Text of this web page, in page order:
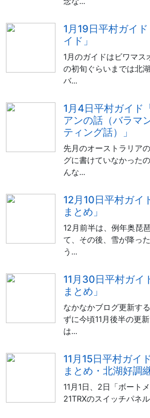
1月19日平村ガイ
イド」
1月のガイドはビワマス
の初旬ぐらいまでは北
バ...
1月4日平村ガイド
アンの話（バラマ
ティング話）」
先月のオーストラリア
グに書けていなかった
んな...
12月10日平村ガイ
まとめ」
12月前半は、例年奥琵
て、その後、雪が降っ
う...
11月30日平村ガイ
まとめ」
なかなかブログ更新す
ずに今頃11月後半の更
は...
11月15日平村ガイ
まとめ・北湖好調
11月1日、2日「ボート
21TRXのスイッチパネ